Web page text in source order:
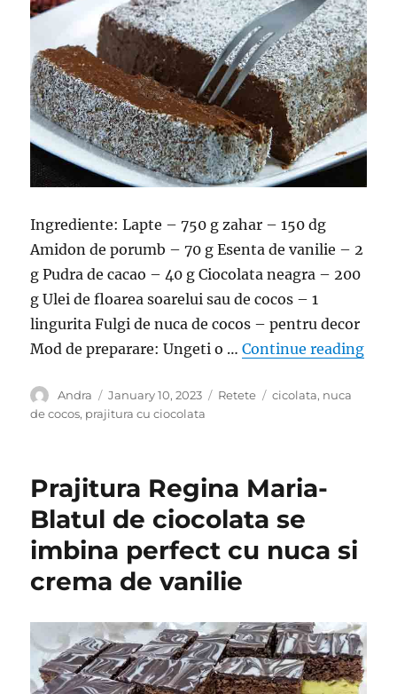
Ingrediente: Lapte – 750 g zahar – 150 dg
Amidon de porumb – 70 g Esenta de vanilie – 2
g Pudra de cacao – 40 g Ciocolata neagra – 200
g Ulei de floarea soarelui sau de cocos – 1
lingurita Fulgi de nuca de cocos – pentru decor
Mod de preparare: Ungeti o …Continue reading
Author
Andra
Posted
on
January 10, 2023 Categories
Retete Tags
cicolata, nuca
de cocos, prajitura cu ciocolata
Prajitura Regina Maria-
Blatul de ciocolata se
imbina perfect cu nuca si
crema de vanilie